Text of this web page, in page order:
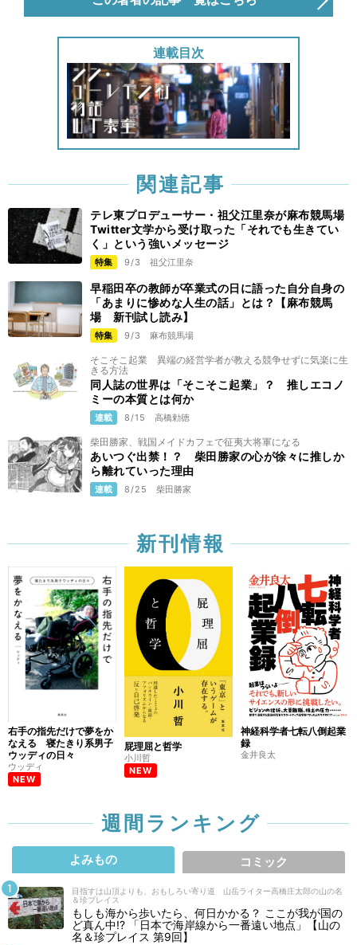
連載目次
関連記事
テレ東プロデューサー・祖父江里奈が麻布競馬場
Twitter文学から受け取った「それでも生きてい
く」という強いメッセージ
特集 9/3 祖父江里奈
早稲田卒の教師が卒業式の日に語った自分自身の
「あまりに惨めな人生の話」とは？【麻布競馬
場 新刊試し読み】
特集 9/3 麻布競馬場
そこそこ起業 異端の経営学者が教える競争せずに気楽に生
きる方法
同人誌の世界は「そこそこ起業」？ 推しエコノ
ミーの本質とは何か
連載 8/15 高橋勅徳
柴田勝家、戦国メイドカフェで征夷大将軍になる
あいつぐ出禁！？ 柴田勝家の心が徐々に推しか
ら離れていった理由
連載 8/25 柴田勝家
新刊情報
右手の指先だけで夢をか
なえる 寝たきり系男子
ウッディの日々
ウッディ
NEW
屁理屈と哲学
小川哲
NEW
神経科学者七転八倒起業
録
金井良太
週間ランキング
よみもの コミック
目指すは山頂よりも、おもしろい寄り道 山岳ライター高橋庄太郎の山の名
＆珍プレイス
もしも海から歩いたら、何日かかる？ ここが我が国の
ど真ん中!? 「日本で海岸線から一番遠い地点」【山の
名＆珍プレイス 第9回】